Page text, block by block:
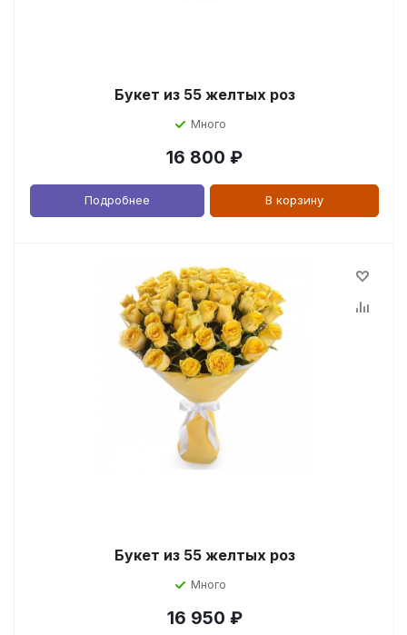
Букет из 55 желтых роз
Много
16 800 ₽
Подробнее В корзину
Букет из 55 желтых роз
Много
16 950 ₽